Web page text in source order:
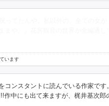
まや。』花房観音の世界が全編通
います
コンスタントに読んでいる作家で
作中にも出て来ますが、梶井基次郎